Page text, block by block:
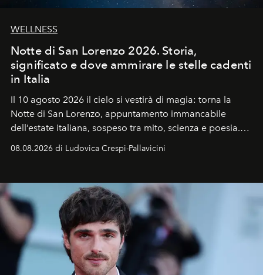
WELLNESS
Notte di San Lorenzo 2026. Storia,
significato e dove ammirare le stelle cadenti
in Italia
Il 10 agosto 2026 il cielo si vestirà di magia: torna la
Notte di San Lorenzo, appuntamento immancabile
dell’estate italiana, sospeso tra mito, scienza e poesia.
Sarà il momento in cui gli occhi si alzano verso la volta
celeste per seguire il passaggio delle
all’universo i desideri più segreti
08.08.2026 di Ludovica Crespi-Pallavicini